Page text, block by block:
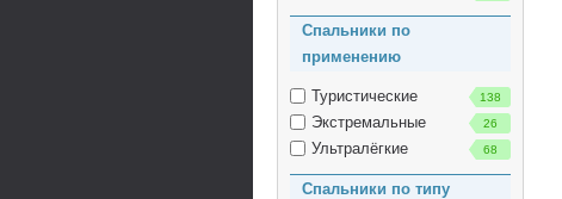
Спальники по
применению
Туристические 138
Экстремальные 26
Ультралёгкие 68
Спальники по типу